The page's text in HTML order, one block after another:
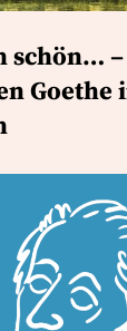
–
Goethe